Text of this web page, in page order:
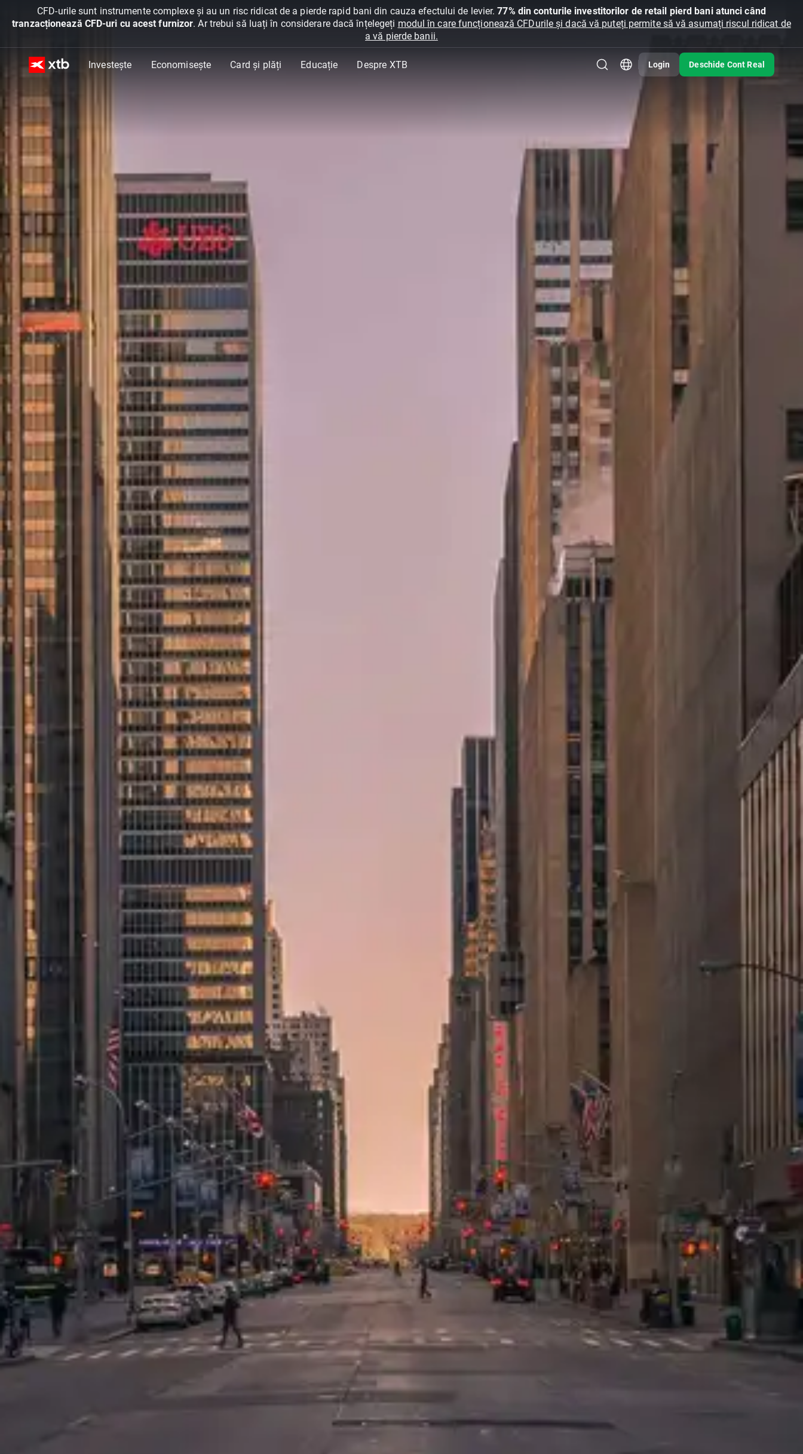
CFD-urile sunt instrumente complexe și au un risc ridicat de a pierde rapid bani din cauza efectului de levier.77% din conturile investitorilor de retail pierd bani atunci când
tranzacționează CFD-uri cu acest furnizor. Ar trebui să luați în considerare dacă înțelegeți modul în care funcționează CFDurile și dacă vă puteți permite să vă asumați riscul ridicat de
a vă pierde banii.
Investește Economisește Card și plăți Educație Despre XTB Login Deschide Cont Real